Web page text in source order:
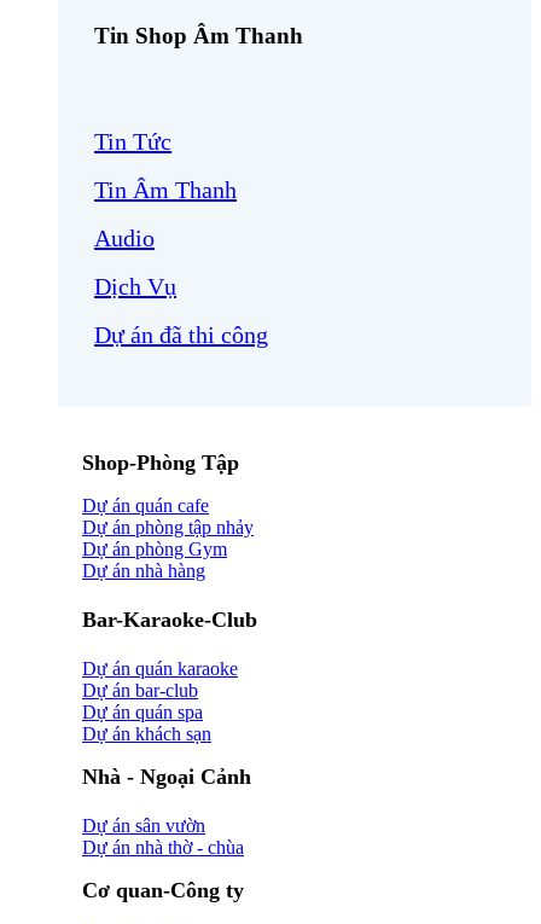
Tin Shop Âm Thanh
Tin Tức
Tin Âm Thanh
Audio
Dịch Vụ
Dự án đã thi công
Shop-Phòng Tập
Dự án quán cafe
Dự án phòng tập nhảy
Dự án phòng Gym
Dự án nhà hàng
Bar-Karaoke-Club
Dự án quán karaoke
Dự án bar-club
Dự án quán spa
Dự án khách sạn
Nhà - Ngoại Cảnh
Dự án sân vườn
Dự án nhà thờ - chùa
Cơ quan-Công ty